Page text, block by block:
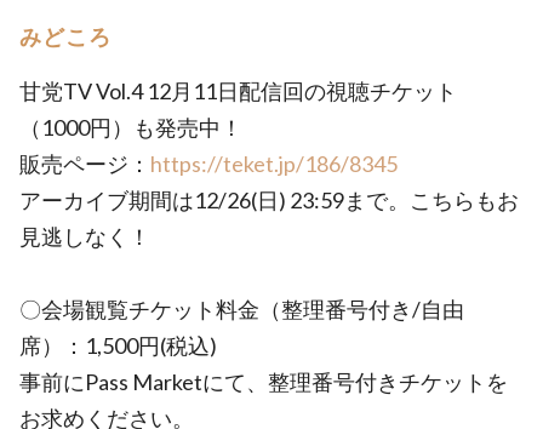
みどころ
甘党TV Vol.4 12月11日配信回の視聴チケット
（1000円）も発売中！
販売ページ： https://teket.jp/186/8345
アーカイブ期間は12/26(日) 23:59まで。こちらもお
見逃しなく！
〇会場観覧チケット料金（整理番号付き/自由
席）：1,500円(税込)
事前にPass Marketにて、整理番号付きチケットを
お求めください。